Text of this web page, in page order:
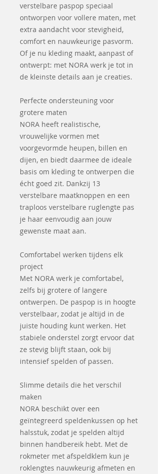
verstelbare paspop speciaal
ontworpen voor vollere maten, met
extra aandacht voor stevigheid,
comfort en nauwkeurige pasvorm.
Of je nu kleding maakt, aanpast of
ontwerpt: met NORA werk je tot in
de kleinste details aan je creaties.
Perfecte ondersteuning voor
grotere maten
NORA heeft realistische,
vrouwelijke vormen met
voorgevormde heupen, billen en
dijen, en biedt daarmee de ideale
basis om kleding te ontwerpen die
écht goed zit. Dankzij 13
verstelbare maatknoppen en een
traploos verstelbare ruglengte pas
je haar eenvoudig aan jouw
gewenste maat aan.
Comfortabel werken tijdens elk
project
Met NORA werk je comfortabel,
zelfs bij grotere of langere
ontwerpen. De paspop is in hoogte
verstelbaar, zodat je altijd in de
juiste houding kunt werken. Het
stabiele onderstel zorgt ervoor dat
ze stevig blijft staan, ook bij
intensief spelden of passen.
Slimme details die het verschil
maken
NORA beschikt over een
geïntegreerd speldenkussen op het
halsstuk, zodat je spelden altijd
binnen handbereik hebt. Met de
rokmeter met afspeldklem kun je
roklengtes nauwkeurig afmeten en